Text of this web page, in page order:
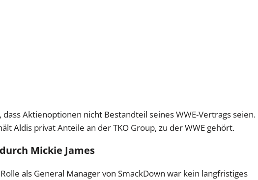
Aktienoptionen nicht Bestandteil seines WWE-Vertrags seien.
Aldis privat Anteile an der TKO Group, zu der WWE gehört.
Mickie James
als General Manager von SmackDown war kein langfristiges